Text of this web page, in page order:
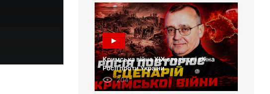
Кримська війна XIX століття і війна
Росії проти України
204